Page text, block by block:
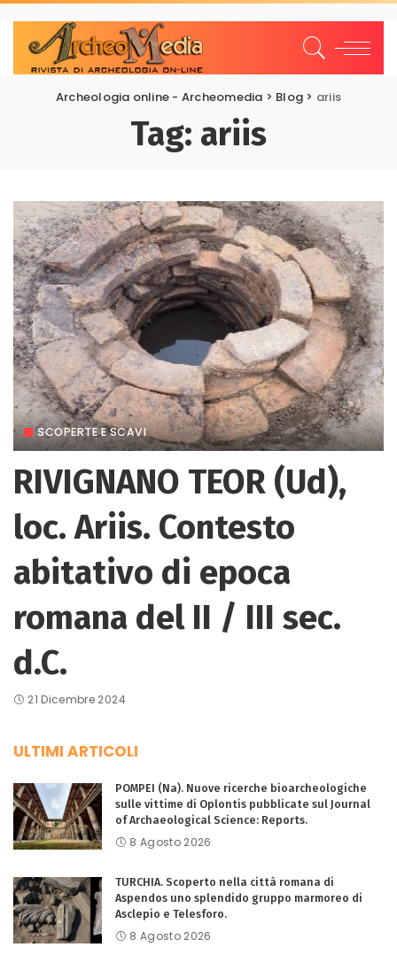
Archeologia online - Archeomedia > Blog > ariis
Tag: ariis
SCOPERTE E SCAVI
RIVIGNANO TEOR (Ud),
loc. Ariis. Contesto
abitativo di epoca
romana del II / III sec.
d.C.
21 Dicembre 2024
ULTIMI ARTICOLI
POMPEI (Na). Nuove ricerche bioarcheologiche
sulle vittime di Oplontis pubblicate sul Journal
of Archaeological Science: Reports.
8 Agosto 2026
TURCHIA. Scoperto nella città romana di
Aspendos uno splendido gruppo marmoreo di
Asclepio e Telesforo.
8 Agosto 2026